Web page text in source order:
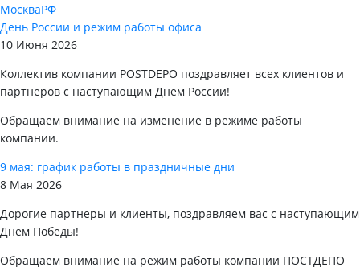
МоскваРФ
День России и режим работы офиса
10 Июня 2026
Коллектив компании POSTDEPO поздравляет всех клиентов и
партнеров с наступающим Днем России!
Обращаем внимание на изменение в режиме работы
компании.
9 мая: график работы в праздничные дни
8 Мая 2026
Дорогие партнеры и клиенты, поздравляем вас с наступающим
Днем Победы!
Обращаем внимание на режим работы компании ПОСТДЕПО